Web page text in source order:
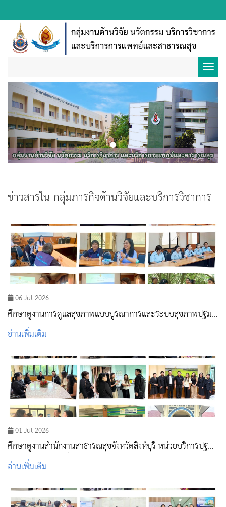
Previous Next
ข่าวสารใน กลุ่มภารกิจด้านวิจัยและบริการวิชาการ
06 Jul 2026
ศึกษาดูงานการดูแลสุขภาพแบบบูรณาการและระบบสุขภาพปฐม
ภูมิ สถานีอนามัยเฉลิมพระเกียรติฯ ตำบลพักทัน
อ่านเพิ่มเติม
01 Jul 2026
ศึกษาดูงานสำนักงานสาธารณสุขจังหวัดสิงห์บุรี หน่วยบริการปฐม
ภูมิโรงพยาบาลสิงห์บุรี และ สอน.พิกุลทอง
อ่านเพิ่มเติม